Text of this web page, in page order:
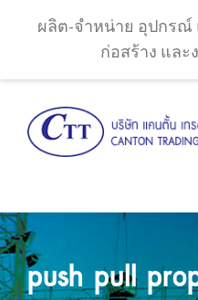
ผลิต-จำหน่าย อุปกรณ์
ก่อสร้าง และ
push pull